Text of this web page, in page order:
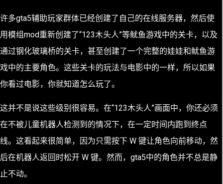
许多gta5辅助玩家群体已经创建了自己的在线服务器，然后使
用模组mod重新创建了“123木头人”等鱿鱼游戏中的关卡，以及
通过钢化玻璃桥的关卡，甚至创建了一个完整的娃娃和鱿鱼游
戏中的主要角色。这些关卡的玩法与电影中的一样，所以如果
你看过电影，你就知道怎么玩了。
这并不是说这些级别很容易。在“123木头人”画面中，你还必须
在不被儿童机器人检测到的情况下，在一定时间内跑到终点
线。这看起来很简单，因为只需按下 W 键让角色向前移动，然
后在机器人返回时松开 W 键。然而，gta5中的角色并不总是静
止不动。